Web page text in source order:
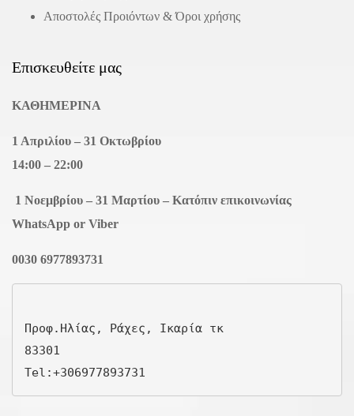
Αποστολές Προιόντων & Όροι χρήσης
Επισκευθείτε μας
ΚΑΘΗΜΕΡΙΝΑ
1 Απριλίου – 31 Οκτωβρίου
14:00 – 22:00
1 Νοεμβρίου – 31 Μαρτίου – Κατόπιν επικοινωνίας
WhatsApp or Viber
0030 6977893731
Προφ.Ηλίας, Ράχες, Ικαρία τκ
83301
Tel:+306977893731